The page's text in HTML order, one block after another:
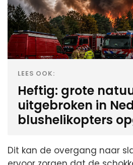
LEES OOK:
Heftig: grote
uitgebroken in
blushelikopters
Dit kan de overgang naar